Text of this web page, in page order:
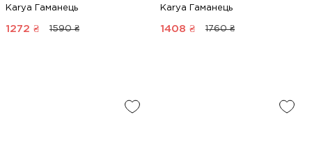
Karya Гаманець
1272 ₴ 1590 ₴
Karya Гаманець
1408 ₴ 1760 ₴